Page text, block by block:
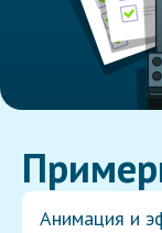
Анимация и